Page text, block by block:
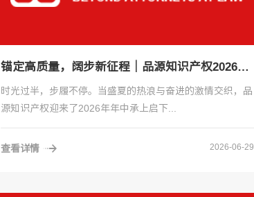
锚定高质量，阔步新征程｜品源知识产权2026年年中会议圆满召开
时光过半，步履不停。当盛夏的热浪与奋进的激情交织，品
源知识产权迎来了2026年年中承上启下...
查看详情 2026-06-29